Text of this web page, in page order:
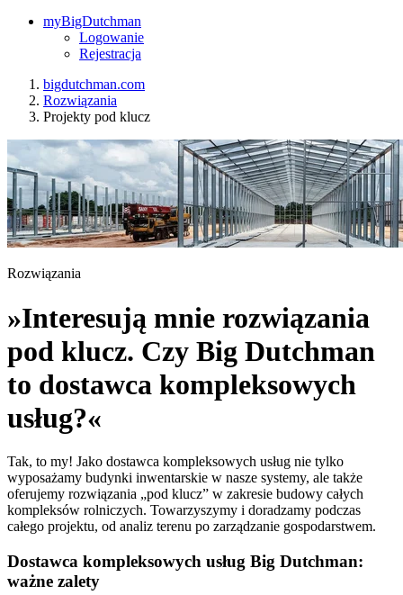
myBigDutchman
Logowanie
Rejestracja
bigdutchman.com
Rozwiązania
Projekty pod klucz
Rozwiązania
»Interesują mnie rozwiązania
pod klucz. Czy Big Dutchman
to dostawca kompleksowych
usług?«
Tak, to my! Jako dostawca kompleksowych usług nie tylko
wyposażamy budynki inwentarskie w nasze systemy, ale także
oferujemy rozwiązania „pod klucz” w zakresie budowy całych
kompleksów rolniczych. Towarzyszymy i doradzamy podczas
całego projektu, od analiz terenu po zarządzanie gospodarstwem.
Dostawca kompleksowych usług Big Dutchman:
ważne zalety